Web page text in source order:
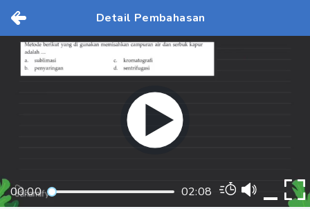
Detail Pembahasan
00:00 02:08